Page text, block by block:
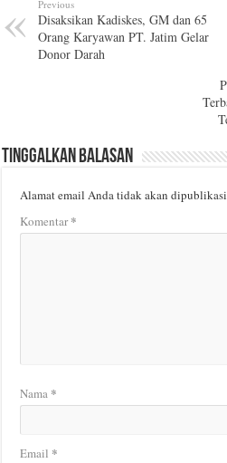
Previous
Disaksikan Kadiskes, GM dan 65
Orang Karyawan PT. Jatim Gelar
Donor Darah
Tinggalkan Balasan
Alamat email Anda tidak akan
Komentar*
Nama *
Email *